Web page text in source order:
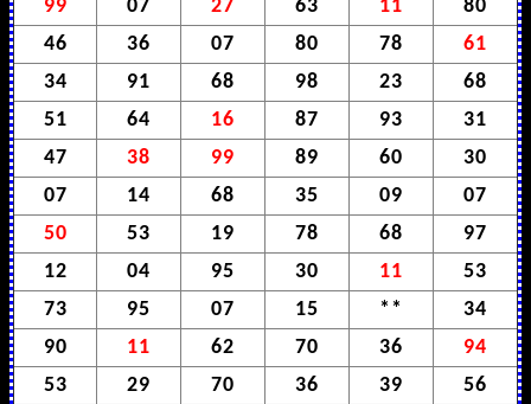
99
07 27 63 11
80
46
36 07 80 78
61
34
91 68 98 23
68
51
64 16 87 93
31
47
38 99 89 60
30
07
14 68 35 09
07
50
53 19 78 68
97
12
04 95 30 11
53
73
95 07 15 **
34
90
11 62 70 36
94
53
29 70 36 39
56